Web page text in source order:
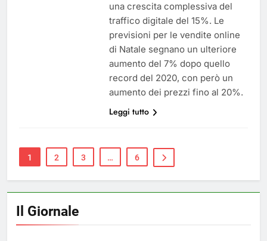
una crescita complessiva del
traffico digitale del 15%. Le
previsioni per le vendite online
di Natale segnano un ulteriore
aumento del 7% dopo quello
record del 2020, con però un
aumento dei prezzi fino al 20%.
Leggi tutto
1 2 3 … 6
Il Giornale